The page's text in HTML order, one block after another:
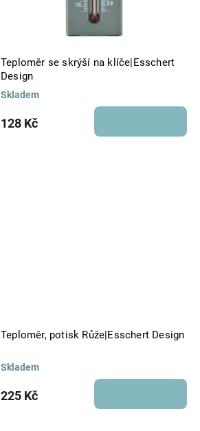
Teploměr se skrýší na klíče|Esschert
Design
Skladem
128 Kč
Teploměr, potisk Růže|Esschert Design
Skladem
225 Kč